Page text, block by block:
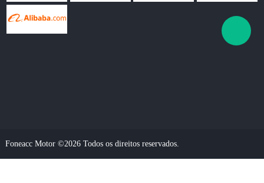
Foneacc Motor ©2026 Todos os direitos reservados.